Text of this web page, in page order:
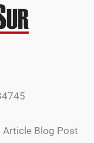
Article Blog Post